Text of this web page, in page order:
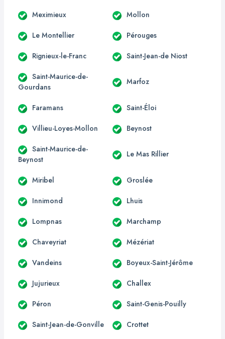
Meximieux Mollon
Le Montellier Pérouges
Rignieux-le-Franc Saint-Jean-de Niost
Saint-Maurice-de-
Gourdans
Marfoz
Faramans Saint-Éloi
Villieu-Loyes-Mollon Beynost
Saint-Maurice-de-
Beynost
Le Mas Rillier
Miribel Groslée
Innimond Lhuis
Lompnas Marchamp
Chaveyriat Mézériat
Vandeins Boyeux-Saint-Jérôme
Jujurieux Challex
Péron Saint-Genis-Pouilly
Saint-Jean-de-Gonville Crottet